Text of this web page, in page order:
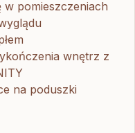
pomieszczeniach
wnętrz z
na poduszki